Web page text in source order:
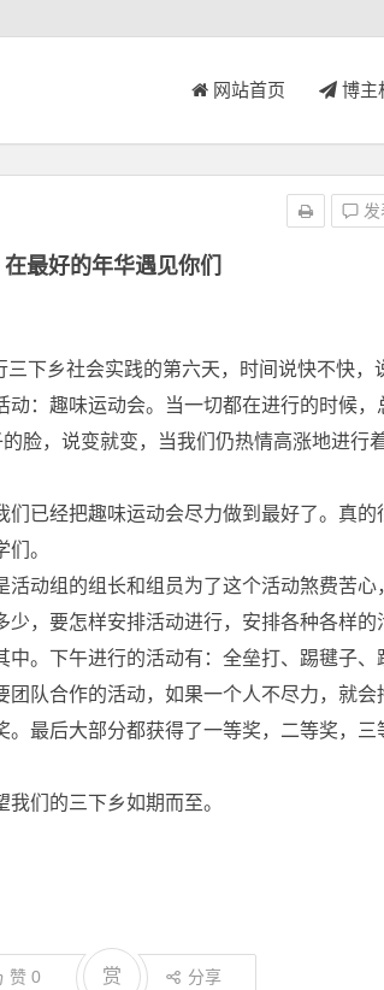
网站首页 博主
在最好的年华遇见你们
下乡社会实践的第六天，时间说快不快，
：趣味运动会。当一切都在进行的时候，
脸，说变就变，当我们仍热情高涨地进行
们已经把趣味运动会尽力做到最好了。真
。
动组的组长和组员为了这个活动煞费苦心
，要怎样安排活动进行，安排各种各样的
。下午进行的活动有：全垒打、踢毽子、
队合作的活动，如果一个人不尽力，就会
最后大部分都获得了一等奖，二等奖，三
们的三下乡如期而至。
赞 0 赏 分享